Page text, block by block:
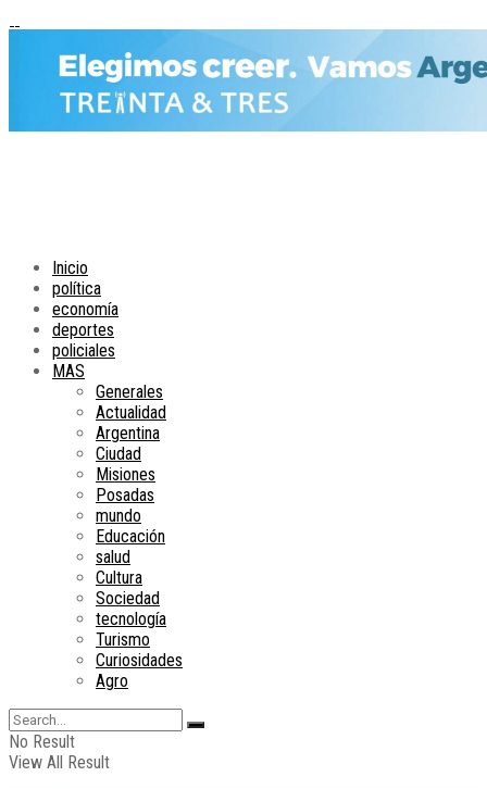
Inicio
política
economía
deportes
policiales
MAS
Generales
Actualidad
Argentina
Ciudad
Misiones
Posadas
mundo
Educación
salud
Cultura
Sociedad
tecnología
Turismo
Curiosidades
Agro
No Result
View All Result